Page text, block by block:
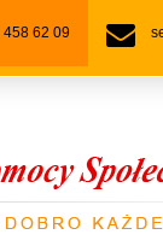
458 62 09